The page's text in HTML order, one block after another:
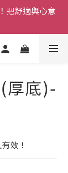
新品-悠哉斑馬
把舒適與心意
天，日夜呵護
品-悠哉斑馬
厚底)-
效！